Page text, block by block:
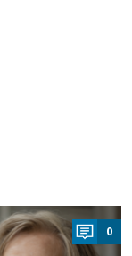
0